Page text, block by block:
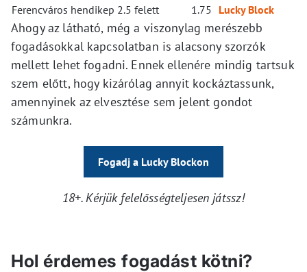
Ferencváros hendikep 2.5 felett
1.75 Lucky Block
Ahogy az látható, még a viszonylag merészebb
fogadásokkal kapcsolatban is alacsony szorzók
mellett lehet fogadni. Ennek ellenére mindig tartsuk
szem előtt, hogy kizárólag annyit kockáztassunk,
amennyinek az elvesztése sem jelent gondot
számunkra.
Fogadj a Lucky Blockon
18+. Kérjük felelősségteljesen játssz!
Hol érdemes fogadást kötni?